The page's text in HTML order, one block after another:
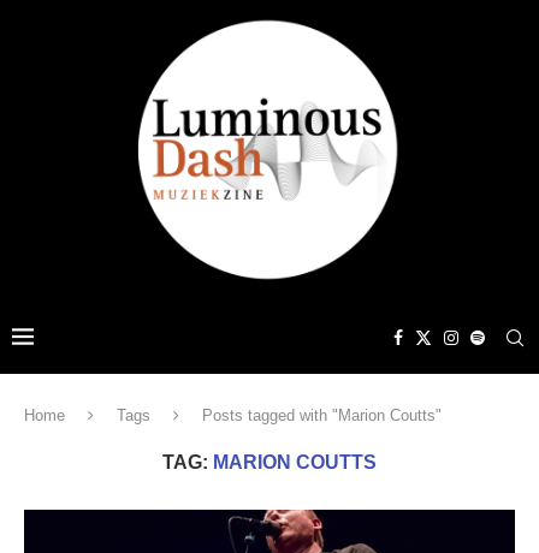
Home Tags Posts tagged with "Marion Coutts"
TAG: MARION COUTTS